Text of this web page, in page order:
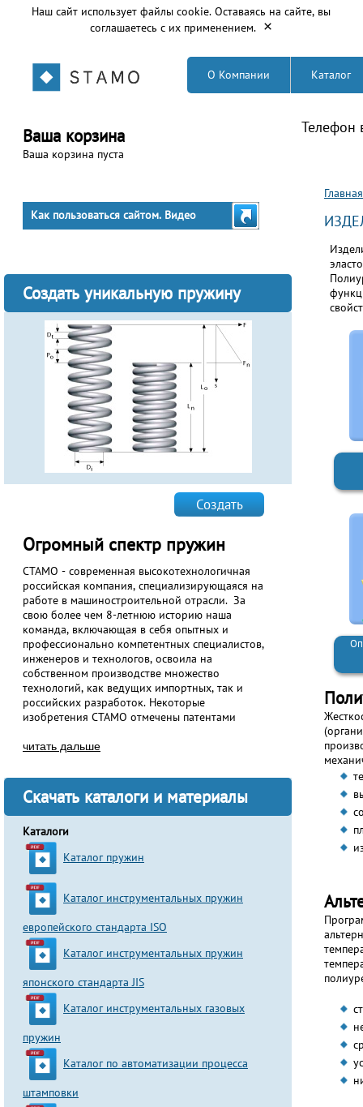
Наш сайт использует файлы cookie. Оставаясь на сайте, вы
соглашаетесь с их применением. ×
О Компании Каталог
Телефон
Ваша корзина
Ваша корзина пуста
Как пользоваться сайтом. Видео
Создать уникальную пружину
Создать
Огромный спектр пружин
СТАМО - современная высокотехнологичная
российская компания, специализирующаяся на
работе в машиностроительной отрасли. За
свою более чем 8-летнюю историю наша
команда, включающая в себя опытных и
профессионально компетентных специалистов,
инженеров и технологов, освоила на
собственном производстве множество
технологий, как ведущих импортных, так и
российских разработок. Некоторые
изобретения СТАМО отмечены патентами
читать дальше
Скачать каталоги и материалы
Каталоги
Каталог пружин
Каталог инструментальных пружин
европейского стандарта ISO
Каталог инструментальных пружин
японского стандарта JIS
Каталог инструментальных газовых
пружин
Каталог по автоматизации процесса
штамповки
Вы
Главная